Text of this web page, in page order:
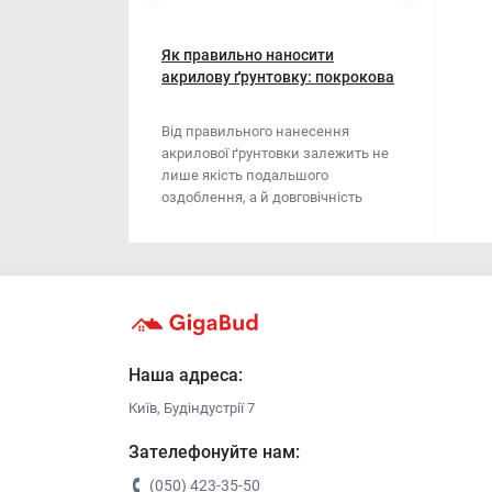
Наждачний папір
Стрічка
Викрутка
Губки для шліфування
Кліщі
Ключі
Лопата
Як правильно наносити
акрилову ґрунтовку: покрокова
Від правильного нанесення
акрилової ґрунтовки залежить не
лише якість подальшого
оздоблення, а й довговічність
Наша адреса:
Київ, Будіндустрії 7
Зателефонуйте нам:
(050) 423-35-50